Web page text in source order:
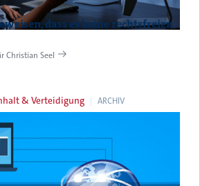
dass es keine rechtsfreien
Christian Seel
& Verteidigung ARCHIV